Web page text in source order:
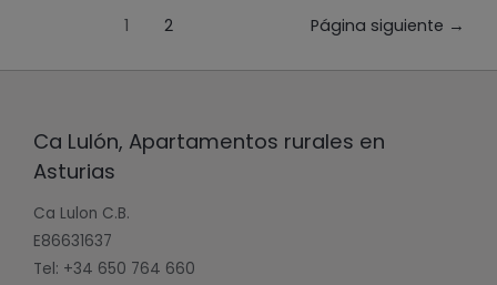
1 2 Página siguiente →
Ca Lulón, Apartamentos rurales en
Asturias
Ca Lulon C.B.
E86631637
Tel: +34 650 764 660